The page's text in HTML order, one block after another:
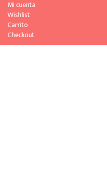
Skip
navigation
Skip
content
Mi cuenta
Wishlist
Carrito
Checkout